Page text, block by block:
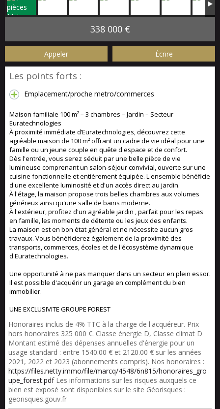
338 000 €
Appeler Écrire
Les points forts :
Emplacement/proche metro/commerces
Maison familiale 100 m² – 3 chambres – Jardin – Secteur
Euratechnologies
À proximité immédiate d’Euratechnologies, découvrez cette
agréable maison de 100 m² offrant un cadre de vie idéal pour une
famille ou un jeune couple en quête d'espace et de confort.
Dès l'entrée, vous serez séduit par une belle pièce de vie
lumineuse comprenant un salon-séjour convivial, ouverte sur une
cuisine fonctionnelle et entièrement équipée. L'ensemble bénéficie
d'une excellente luminosité et d'un accès direct au jardin.
À l'étage, la maison propose trois belles chambres aux volumes
généreux ainsi qu'une salle de bains moderne.
À l'extérieur, profitez d'un agréable jardin , parfait pour les repas
en famille, les moments de détente ou les jeux des enfants.
La maison est en bon état général et ne nécessite aucun gros
travaux. Vous bénéficierez également de la proximité des
transports, commerces, écoles et de l'écosystème dynamique
d'Euratechnologies.
Une opportunité à ne pas manquer dans un secteur en plein essor.
Il est possible d'acquérir un garage en complément du bien
immobilier.
UNE EXCLUSIVITE GROUPE FOREST
Honoraires inclus de 4% TTC à la charge de l'acquéreur. Prix
hors honoraires 325 000 €. Classe énergie D, Classe climat D
Montant estimé des dépenses annuelles d'énergie pour un
usage standard : entre 1540.00 € et 2120.00 € sur les années
2021, 2022 et 2023 (abonnements compris). Nos honoraires :
https://files.netty.immo/file/marcq/4548/6n815/honoraires_gro
upe_forest.pdfLes informations sur les risques auxquels ce
bien est exposé sont disponibles sur le site Géorisques :
georisques.gouv.fr